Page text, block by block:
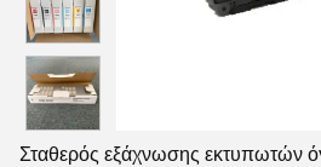
Σταθερός εξάχνωσης εκτυπωτών